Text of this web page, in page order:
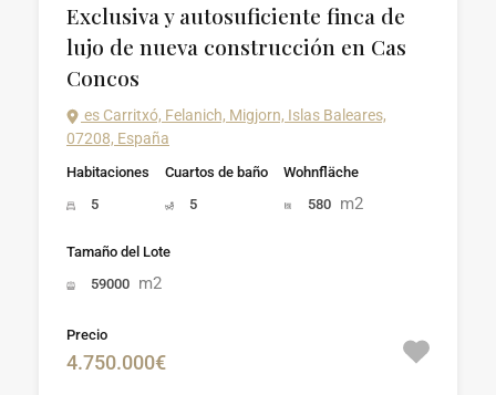
Exclusiva y autosuficiente finca de
lujo de nueva construcción en Cas
Concos
es Carritxó, Felanich, Migjorn, Islas Baleares,
07208, España
Habitaciones
5
Cuartos de baño
5
Wohnfläche
580 m2
Tamaño del Lote
59000 m2
Precio
4.750.000€